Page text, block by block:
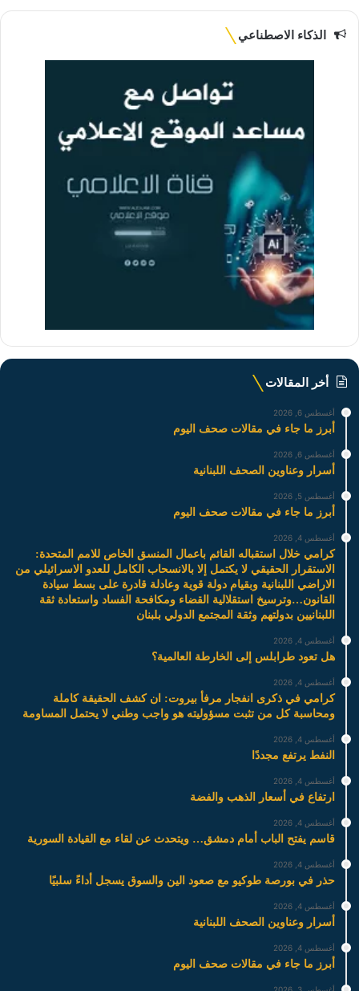
الوي
الذكاء الاصطناعي
أخر المقالات
أغسطس 6, 2026
أبرز ما جاء في مقالات صحف اليوم
أغسطس 6, 2026
أسرار وعناوين الصحف اللبنانية
أغسطس 5, 2026
أبرز ما جاء في مقالات صحف اليوم
أغسطس 4, 2026
كرامي خلال استقباله القائم باعمال المنسق الخاص للامم المتحدة:
الاستقرار الحقيقي لا يكتمل إلا بالانسحاب الكامل للعدو الاسرائيلي من
الاراضي اللبنانية وبقيام دولة قوية وعادلة قادرة على بسط سيادة
القانون…وترسيخ استقلالية القضاء ومكافحة الفساد واستعادة ثقة
اللبنانيين بدولتهم وثقة المجتمع الدولي بلبنان
أغسطس 4, 2026
هل تعود طرابلس إلى الخارطة العالمية؟
أغسطس 4, 2026
كرامي في ذكرى انفجار مرفأ بيروت: ان كشف الحقيقة كاملة
ومحاسبة كل من تثبت مسؤوليته هو واجب وطني لا يحتمل المساومة
أغسطس 4, 2026
النفط يرتفع مجددًا
أغسطس 4, 2026
ارتفاع في أسعار الذهب والفضة
أغسطس 4, 2026
قاسم يفتح الباب أمام دمشق… ويتحدث عن لقاء مع القيادة السورية
أغسطس 4, 2026
حذر في بورصة طوكيو مع صعود الين والسوق يسجل أداءً سلبيًا
أغسطس 4, 2026
أسرار وعناوين الصحف اللبنانية
أغسطس 4, 2026
أبرز ما جاء في مقالات صحف اليوم